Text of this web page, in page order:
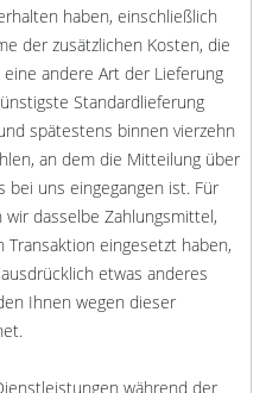
haben, einschließlich
der zusätzlichen Kosten, die
andere Art der Lieferung
Standardlieferung
spätestens binnen vierzehn
an dem die Mitteilung über
bei uns eingegangen ist. Für
dasselbe Zahlungsmittel,
eingesetzt haben,
etwas anderes
Ihnen wegen dieser
während der